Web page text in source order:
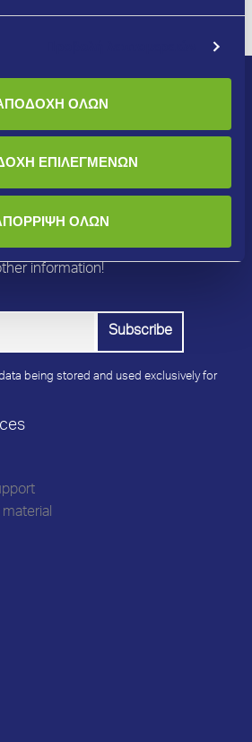
ΟΛΩΝ
ΕΠΙΛΕΓΜΕΝΩΝ
ΟΛΩΝ
to receive updates on new
information!
being stored and used exclusively for